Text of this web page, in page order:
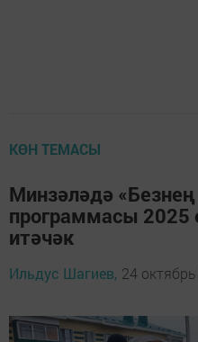
КӨН ТЕМАСЫ
Минзәләдә
программасы 2025
итәчәк
Ильдус Шагиев, 24